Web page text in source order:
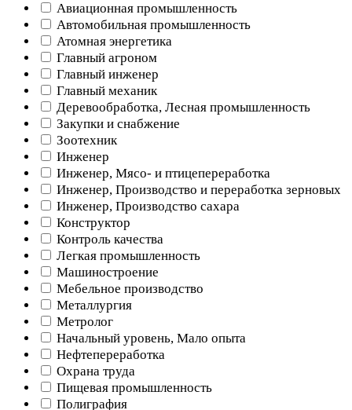
Авиационная промышленность
Автомобильная промышленность
Атомная энергетика
Главный агроном
Главный инженер
Главный механик
Деревообработка, Лесная промышленность
Закупки и снабжение
Зоотехник
Инженер
Инженер, Мясо- и птицепереработка
Инженер, Производство и переработка зерновых
Инженер, Производство сахара
Конструктор
Контроль качества
Легкая промышленность
Машиностроение
Мебельное производство
Металлургия
Метролог
Начальный уровень, Мало опыта
Нефтепереработка
Охрана труда
Пищевая промышленность
Полиграфия